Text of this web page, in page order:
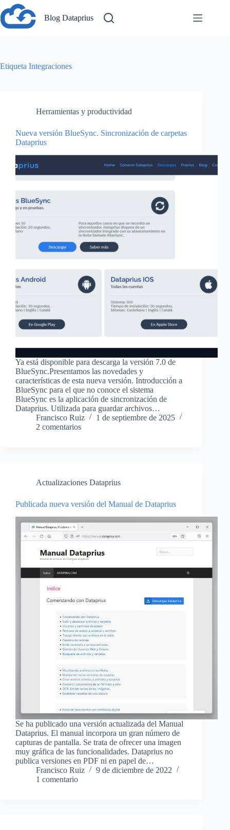
Saltar
al
contenido
Blog Dataprius
Etiqueta Integraciones
Herramientas y productividad
Nueva versión BlueSync. Sincronización de carpetas
Dataprius
Ya está disponible para descarga la versión 7.0 de
BlueSync.Presentamos las novedades y
características de esta nueva versión. Introducción a
BlueSync para el que no conoce el sistema
BlueSync es la aplicación de sincronización de
Dataprius. Utilizada para guardar archivos…
Francisco Ruiz
1 de septiembre de 2025
2 comentarios
Actualizaciones Dataprius
Publicada nueva versión del Manual de Dataprius
Se ha publicado una versión actualizada del Manual
Dataprius. El manual incorpora un gran número de
capturas de pantalla. Se trata de ofrecer una imagen
muy gráfica de las funcionalidades. Dataprius no
publica versiones en PDF ni en papel de…
Francisco Ruiz
9 de diciembre de 2022
1 comentario